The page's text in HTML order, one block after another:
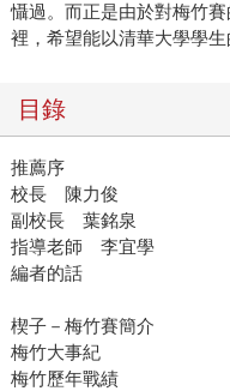
懾過。而正是由於對梅竹
裡，希望能以清華大學學生
目錄
推薦序
校長 陳力俊
副校長 葉銘泉
指導老師 李宜學
編者的話
楔子－梅竹賽簡介
梅竹大事紀
梅竹歷年戰績